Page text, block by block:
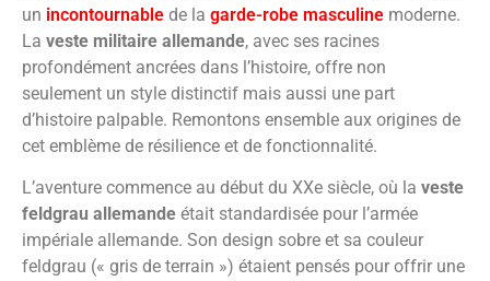
un incontournable de la garde-robe masculine moderne.
La veste militaire allemande, avec ses racines
profondément ancrées dans l’histoire, offre non
seulement un style distinctif mais aussi une part
d’histoire palpable. Remontons ensemble aux origines de
cet emblème de résilience et de fonctionnalité.
L’aventure commence au début du XXe siècle, où la veste
feldgrau allemande était standardisée pour l’armée
impériale allemande. Son design sobre et sa couleur
feldgrau (« gris de terrain ») étaient pensés pour offrir une